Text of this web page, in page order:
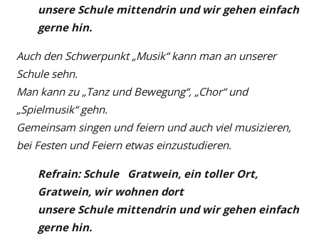
unsere Schule mittendrin und wir gehen einfach
gerne hin.
Auch den Schwerpunkt „Musik“ kann man an unserer
Schule sehn.
Man kann zu „Tanz und Bewegung“, „Chor“ und
„Spielmusik“ gehn.
Gemeinsam singen und feiern und auch viel musizieren,
bei Festen und Feiern etwas einzustudieren.
Refrain: Schule Gratwein, ein toller Ort,
Gratwein, wir wohnen dort
unsere Schule mittendrin und wir gehen einfach
gerne hin.